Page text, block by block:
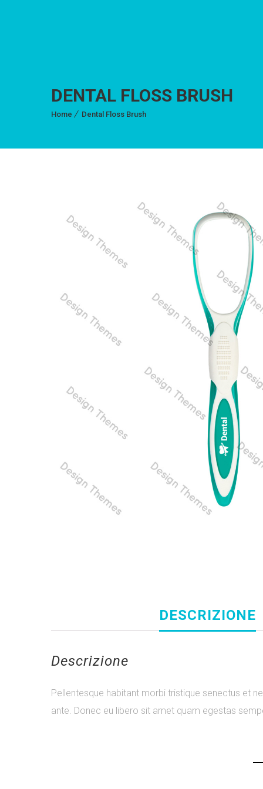
DENTAL FLOSS BRUSH
Home Dental Floss Brush
DESCRIZIONE
Descrizione
Pellentesque habitant morbi tristique senectus et
ante. Donec eu libero sit amet quam egestas